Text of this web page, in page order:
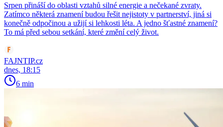
Srpen přináší do oblasti vztahů silné energie a nečekané zvraty.
Zatímco některá znamení budou řešit nejistoty v partnerství, jiná si
konečně odpočinou a užijí si lehkosti léta. A jedno šťastné znamení?
To má před sebou setkání, které změní celý život.
FAJNTIP.cz
dnes, 18:15
6 min